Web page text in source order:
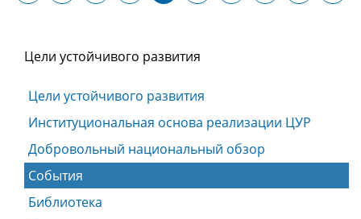
Цели устойчивого развития
Цели устойчивого развития
Институциональная основа реализации ЦУР
Добровольный национальный обзор
События
Библиотека